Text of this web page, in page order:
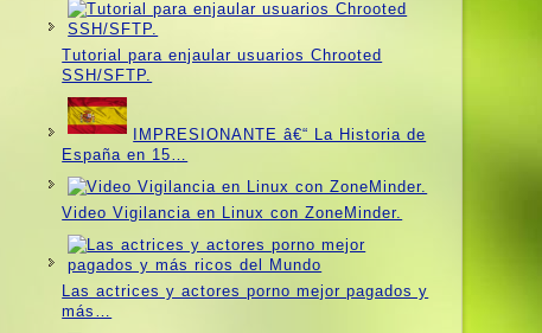
Tutorial para enjaular usuarios Chrooted
SSH/SFTP.
IMPRESIONANTE â€“ La Historia de
España en 15…
Video Vigilancia en Linux con ZoneMinder.
Las actrices y actores porno mejor pagados y
más…